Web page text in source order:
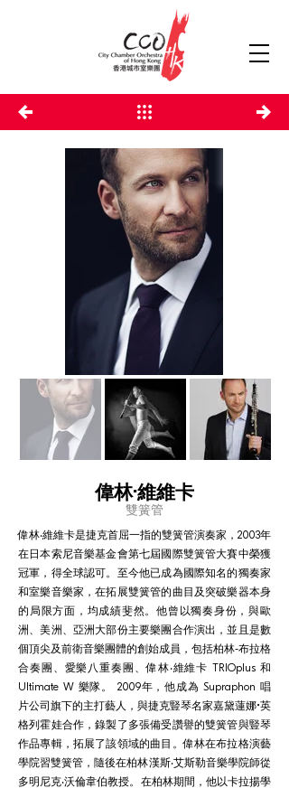
偉林·維維卡
雙簧管
偉林‧維維卡是捷克首屈一指的雙簧管演奏家，2003年
在日本索尼音樂基金會第七屆國際雙簧管大賽中榮獲
冠軍，得全球認可。至今他已成為國際知名的獨奏家
和室樂音樂家，在拓展雙簧管的曲目及突破樂器本身
的局限方面，均成績斐然。他曾以獨奏身份，與歐
洲、美洲、亞洲大部份主要樂團合作演出，並且是數
個頂尖及前衛音樂團體的創始成員，包括柏林-布拉格
合奏團、愛樂八重奏團、偉林‧維維卡 TRIOplus 和
Ultimate W 樂隊。 2009年，他成為 Supraphon 唱
片公司旗下的主打藝人，與捷克豎琴名家嘉黛蓮娜•英
格列霍娃合作，錄製了多張備受讚譽的雙簧管與豎琴
作品專輯，拓展了該領域的曲目。偉林在布拉格演藝
學院習雙簧管，隨後在柏林漢斯‧艾斯勒音樂學院師從
多明尼克‧沃倫韋伯教授。在柏林期間，他以卡拉揚學